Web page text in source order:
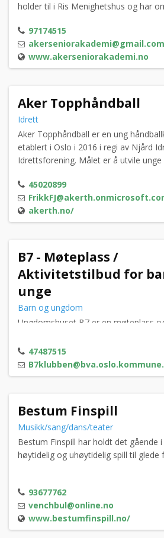
holder til i Ris Menighetshus og har
97174515
akerseniorakademi@gmail.com
www.akerseniorakademi.no
Aker Topphåndball
Idrett
Aker Topphåndball er en ung
etablert i Oslo i 2016 i regi av Njård
Idrettsforening. Målet er å utvile
45020899
akerth.no/
B7 - Møteplass /
Aktivitetstilbud for
unge
Barn og ungdom
Ungdomshuset B7 er en møteplass
47487515
Bestum Finspill
Musikk/sang/dans/teater
Bestum Finspill har holdt det gående
høytidelig og uhøytidelig spill til glede
93677762
venchbul@online.no
www.bestumfinspill.no/